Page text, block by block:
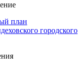
план
городского